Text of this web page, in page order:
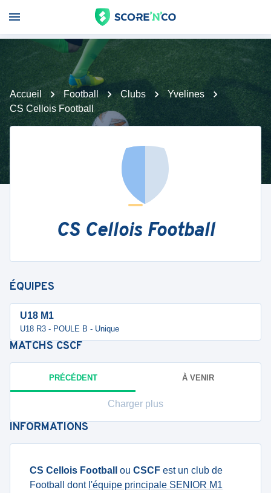
Accueil Football Clubs
Yvelines
CS Cellois Football
CS Cellois Football
ÉQUIPES
U18 M1
U18 R3 - POULE B - Unique
MATCHS CSCF
PRÉCÉDENT À VENIR
Charger plus
INFORMATIONS
CS Cellois Football ou CSCF est un club de
Football dont l'équipe principale SENIOR M1